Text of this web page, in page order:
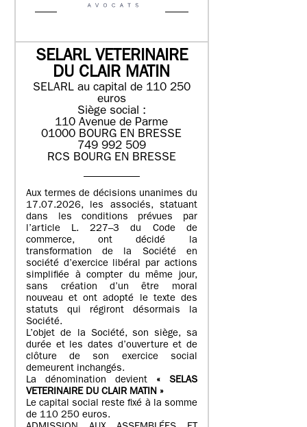
SELARL VETERINAIRE
DU CLAIR MATIN
SELARL au capital de 110 250
euros
Siège social :
110 Avenue de Parme
01000 BOURG EN BRESSE
749 992 509
RCS BOURG EN BRESSE
Aux termes de décisions unanimes du
17.07.2026, les associés, statuant
dans les conditions prévues par
l’article L. 227–3 du Code de
commerce, ont décidé la
transformation de la Société en
société d’exercice libéral par actions
simplifiée à compter du même jour,
sans création d’un être moral
nouveau et ont adopté le texte des
statuts qui régiront désormais la
Société.
L’objet de la Société, son siège, sa
durée et les dates d’ouverture et de
clôture de son exercice social
demeurent inchangés.
La dénomination devient « SELAS
VETERINAIRE DU CLAIR MATIN »
Le capital social reste fixé à la somme
de 110 250 euros.